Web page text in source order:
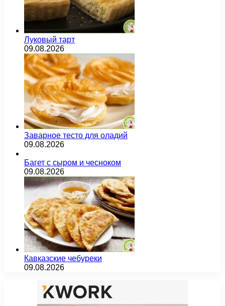
Луковый тарт
09.08.2026
Заварное тесто для оладий
09.08.2026
Багет с сыром и чесноком
09.08.2026
Кавказские чебуреки
09.08.2026